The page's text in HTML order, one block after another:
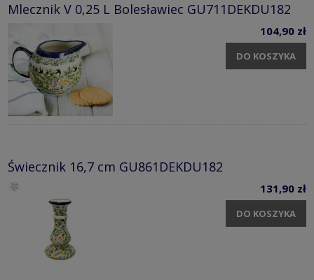
Mlecznik V 0,25 L Bolesławiec GU711DEKDU182
104,90 zł
DO KOSZYKA
Świecznik 16,7 cm GU861DEKDU182
131,90 zł
DO KOSZYKA